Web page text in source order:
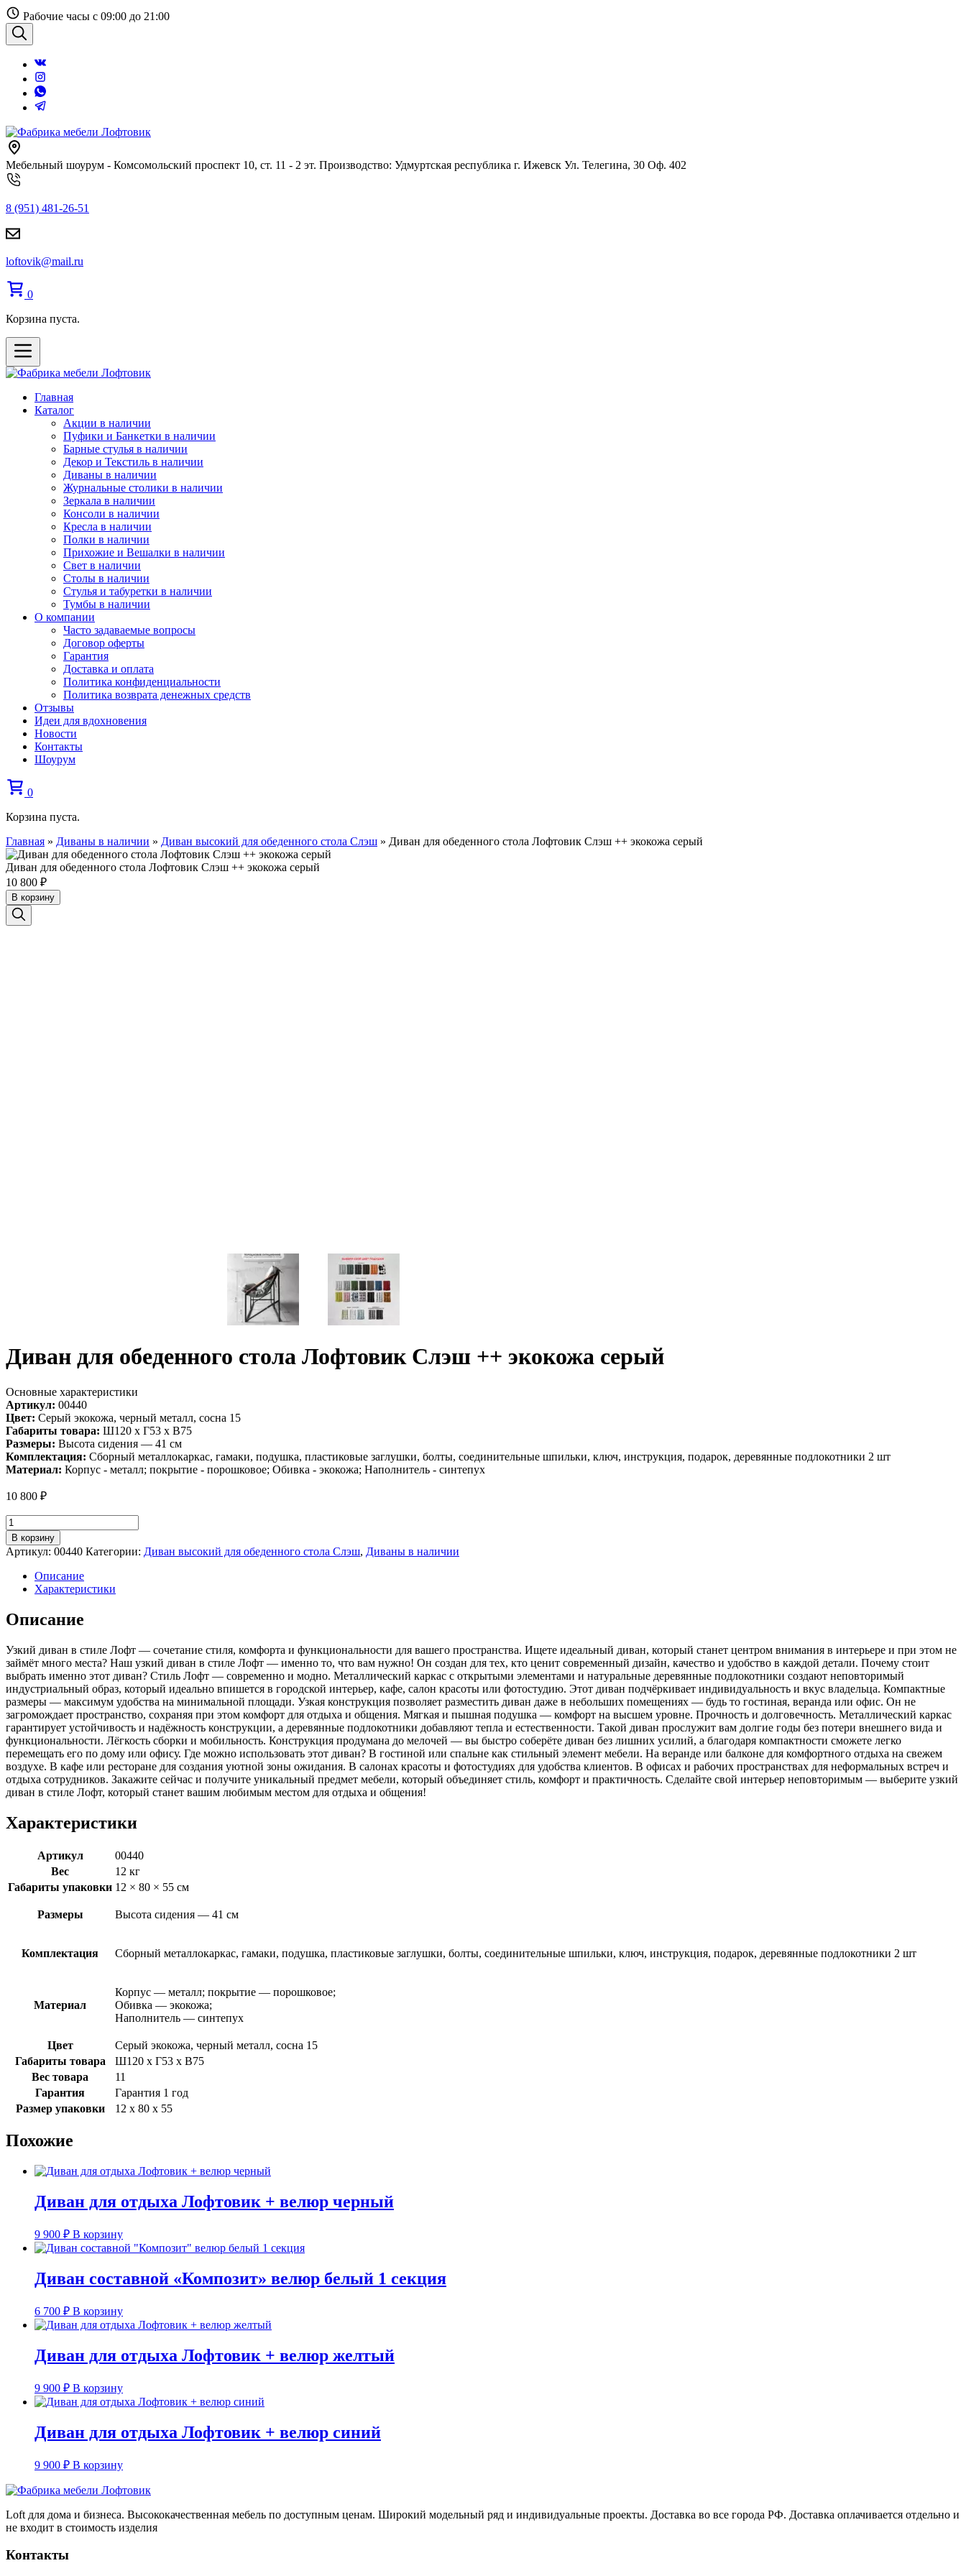
Перейти
к
содержанию
Рабочие часы с 09:00 до 21:00
Поиск
Мебельный шоурум - Комсомольский проспект 10, ст. 11 - 2 эт. Производство: Удмуртская республика г. Ижевск Ул. Телегина, 30 Оф. 402
8 (951) 481-26-51
loftovik@mail.ru
0
Корзина пуста.
Главная
Каталог
Акции в наличии
Пуфики и Банкетки в наличии
Барные стулья в наличии
Декор и Текстиль в наличии
Диваны в наличии
Журнальные столики в наличии
Зеркала в наличии
Консоли в наличии
Кресла в наличии
Полки в наличии
Прихожие и Вешалки в наличии
Свет в наличии
Столы в наличии
Стулья и табуретки в наличии
Тумбы в наличии
О компании
Часто задаваемые вопросы
Договор оферты
Гарантия
Доставка и оплата
Политика конфиденциальности
Политика возврата денежных средств
Отзывы
Идеи для вдохновения
Новости
Контакты
Шоурум
0
Корзина пуста.
Главная » Диваны в наличии » Диван высокий для обеденного стола Слэш » Диван для обеденного стола Лофтовик Слэш ++ экокожа серый
Диван для обеденного стола Лофтовик Слэш ++ экокожа серый
10 800 ₽
В корзину
Диван для обеденного стола Лофтовик Слэш ++ экокожа серый
Основные характеристики
Артикул: 00440
Цвет: Серый экокожа, черный металл, сосна 15
Габариты товара: Ш120 х Г53 х В75
Размеры: Высота сидения — 41 см
Комплектация: Сборный металлокаркас, гамаки, подушка, пластиковые заглушки, болты, соединительные шпильки, ключ, инструкция, подарок, деревянные подлокотники 2 шт
Материал: Корпус - металл; покрытие - порошковое; Обивка - экокожа; Наполнитель - синтепух
10 800 ₽
Количество
товара
Диван
для
обеденного
стола
Лофтовик
Слэш
++
серый
В корзину
Артикул: 00440 Категории: Диван высокий для обеденного стола Слэш, Диваны в наличии
Описание
Характеристики
Описание
Узкий диван в стиле Лофт — сочетание стиля, комфорта и функциональности для вашего пространства. Ищете идеальный диван, который станет центром внимания в интерьере и при этом не
займёт много места? Наш узкий диван в стиле Лофт — именно то, что вам нужно! Он создан для тех, кто ценит современный дизайн, качество и удобство в каждой детали. Почему стоит
выбрать именно этот диван? Стиль Лофт — современно и модно. Металлический каркас с открытыми элементами и натуральные деревянные подлокотники создают неповторимый
индустриальный образ, который идеально впишется в городской интерьер, кафе, салон красоты или фотостудию. Этот диван подчёркивает индивидуальность и вкус владельца. Компактные
размеры — максимум удобства на минимальной площади. Узкая конструкция позволяет разместить диван даже в небольших помещениях — будь то гостиная, веранда или офис. Он не
загромождает пространство, сохраняя при этом комфорт для отдыха и общения. Мягкая и пышная подушка — комфорт на высшем уровне. Прочность и долговечность. Металлический каркас
гарантирует устойчивость и надёжность конструкции, а деревянные подлокотники добавляют тепла и естественности. Такой диван прослужит вам долгие годы без потери внешнего вида и
функциональности. Лёгкость сборки и мобильность. Конструкция продумана до мелочей — вы быстро соберёте диван без лишних усилий, а благодаря компактности сможете легко
перемещать его по дому или офису. Где можно использовать этот диван? В гостиной или спальне как стильный элемент мебели. На веранде или балконе для комфортного отдыха на свежем
воздухе. В кафе или ресторане для создания уютной зоны ожидания. В салонах красоты и фотостудиях для удобства клиентов. В офисах и рабочих пространствах для неформальных встреч и
отдыха сотрудников. Закажите сейчас и получите уникальный предмет мебели, который объединяет стиль, комфорт и практичность. Сделайте свой интерьер неповторимым — выберите узкий
диван в стиле Лофт, который станет вашим любимым местом для отдыха и общения!
Характеристики
Артикул
00440
Вес
12 кг
Габариты упаковки 12 × 80 × 55 см
Размеры Высота сидения — 41 см
Комплектация Сборный металлокаркас, гамаки, подушка, пластиковые заглушки, болты, соединительные шпильки, ключ, инструкция, подарок, деревянные подлокотники 2 шт
Материал
Корпус — металл; покрытие — порошковое;
Обивка — экокожа;
Наполнитель — синтепух
Цвет
Серый экокожа, черный металл, сосна 15
Габариты товара
Ш120 х Г53 х В75
Вес товара
11
Гарантия
Гарантия 1 год
Размер упаковки
12 х 80 х 55
Похожие
Диван для отдыха Лофтовик + велюр черный
9 900 ₽ В корзину
Диван составной «Композит» велюр белый 1 секция
6 700 ₽ В корзину
Диван для отдыха Лофтовик + велюр желтый
9 900 ₽ В корзину
Диван для отдыха Лофтовик + велюр синий
9 900 ₽ В корзину
Loft для дома и бизнеса. Высококачественная мебель по доступным ценам. Широкий модельный ряд и индивидуальные проекты. Доставка во все города РФ. Доставка оплачивается отдельно и
не входит в стоимость изделия
Контакты